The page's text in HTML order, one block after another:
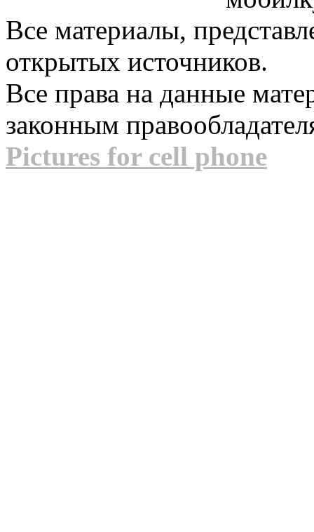
Все материалы,
открытых источников.
Все права на данные
законным
Pictures for cell phone